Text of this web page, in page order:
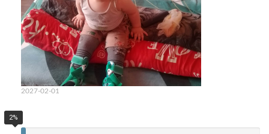
2027-02-01
2%